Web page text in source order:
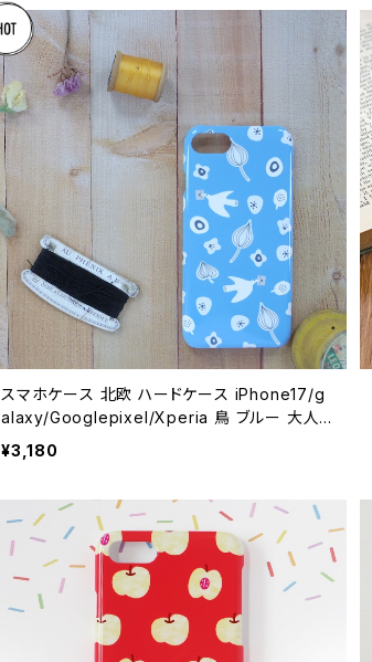
スマホケース 北欧 ハードケース iPhone17/g
alaxy/Googlepixel/Xperia 鳥 ブルー 大人
可愛い 【ナチュラルリーフ】 hardcase
¥3,180